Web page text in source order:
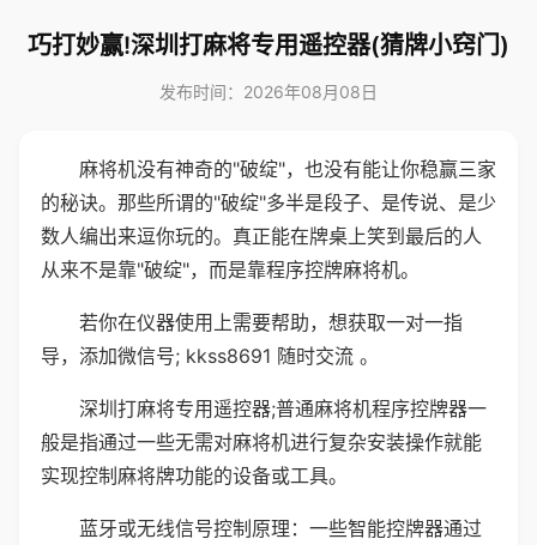
巧打妙赢!深圳打麻将专用遥控器(猜牌小窍门)
发布时间：2026年08月08日
麻将机没有神奇的"破绽"，也没有能让你稳赢三家
的秘诀。那些所谓的"破绽"多半是段子、是传说、是少
数人编出来逗你玩的。真正能在牌桌上笑到最后的人
从来不是靠"破绽"，而是靠程序控牌麻将机。
若你在仪器使用上需要帮助，想获取一对一指
导，添加微信号; kkss8691 随时交流 。
深圳打麻将专用遥控器;普通麻将机程序控牌器一
般是指通过一些无需对麻将机进行复杂安装操作就能
实现控制麻将牌功能的设备或工具。
蓝牙或无线信号控制原理：一些智能控牌器通过